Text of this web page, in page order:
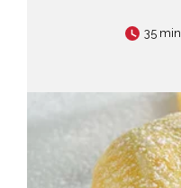
35 min.